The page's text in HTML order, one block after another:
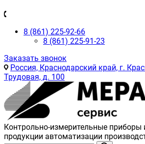
8 (861) 225-92-66
8 (861) 225-91-23
Заказать звонок
Россия, Краснодарский край, г.
Трудовая, д. 100
Контрольно-измерительные приборы
продукции автоматизации